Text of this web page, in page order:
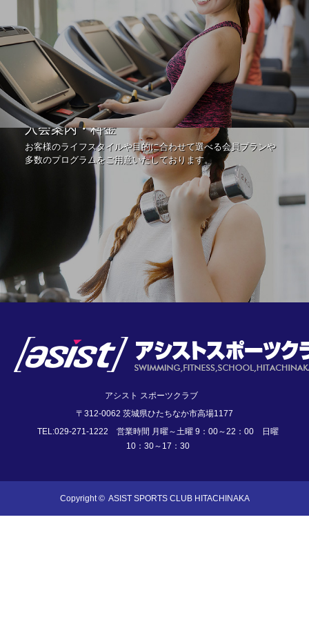
入会案内・料金
お客様のライフスタイルや目的に合わせて選べる会員プランや
多数のプログラムをご用意いたしております。
アシスト スポーツクラブ
〒312-0062 茨城県ひたちなか市高場1177
TEL:029-271-1222 営業時間 月曜～土曜 9：00～22：00 日曜
10：30～17：30
Copyright © ASIST SPORTS CLUB HITACHINAKA